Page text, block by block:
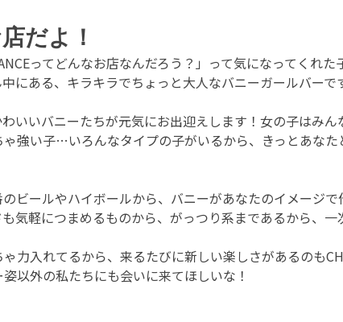
だよ！
ってどんなお店なんだろう？」って気になってくれ
にある、キラキラでちょっと大人なバニーガールバーで
いいバニーたちが元気にお出迎えします！女の子はみん
強い子…いろんなタイプの子がいるから、きっとあな
ビールやハイボールから、バニーがあなたのイメージ
気軽につまめるものから、がっつり系まであるから、一
力入れてるから、来るたびに新しい楽しさがあるのも
以外の私たちにも会いに来てほしいな！